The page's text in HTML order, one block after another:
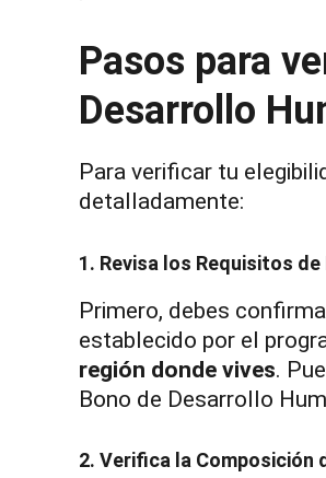
Pasos para
Desarrollo
Para verificar tu
detalladamente:
1. Revisa los Requisitos
Primero, debes
establecido por el
región donde vives.
Bono de Desarrollo
2. Verifica la Composición